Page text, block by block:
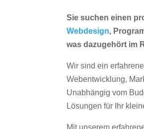
Sie suchen einen
Webdesign,
was dazugehört im
Wir sind ein
Webentwicklung,
Unabhängig vom
Lösungen für Ihr